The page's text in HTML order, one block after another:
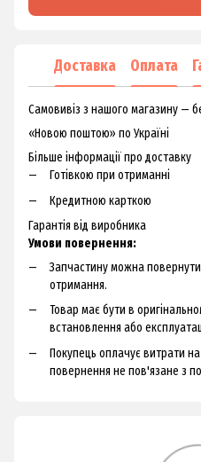
Доставка Оплата
Самовивіз з нашого магазину —
«Новою поштою» по Україні
Більше інформації про доставку
Готівкою при отриманні
Кредитною карткою
Гарантія від виробника
Умови повернення:
Запчастину можна
отримання.
Товар має бути в
встановлення або
Покупець оплачує витрати
повернення не пов'язане з